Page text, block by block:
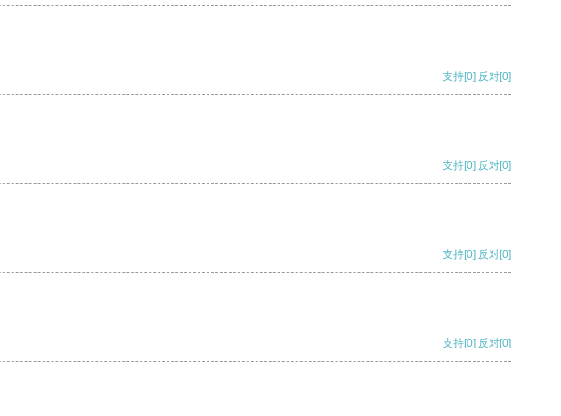
支持[0] 反对[0]
支持[0] 反对[0]
支持[0] 反对[0]
支持[0] 反对[0]